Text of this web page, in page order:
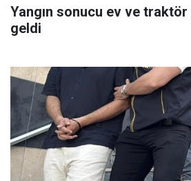
Yangın sonucu ev ve traktör
geldi